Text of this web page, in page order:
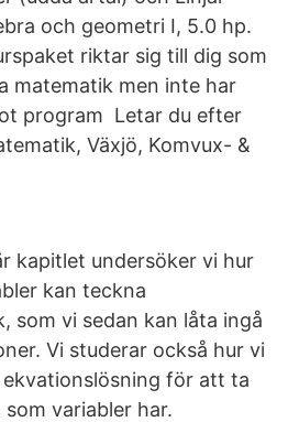
och geometri I, 5.0 hp.
riktar sig till dig som
matematik men inte har
program Letar du efter
Växjö, Komvux- &
kapitlet undersöker vi hur
kan teckna
som vi sedan kan låta ingå
Vi studerar också hur vi
ekvationslösning för att ta
variabler har.